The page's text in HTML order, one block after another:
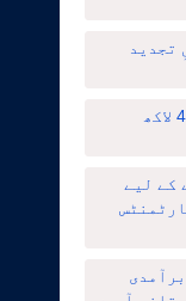
قابلِ تجدید
پاکستان کا فیفا ورلڈ کپ 2034 کے لیے 4 لاکھ
کے لیے